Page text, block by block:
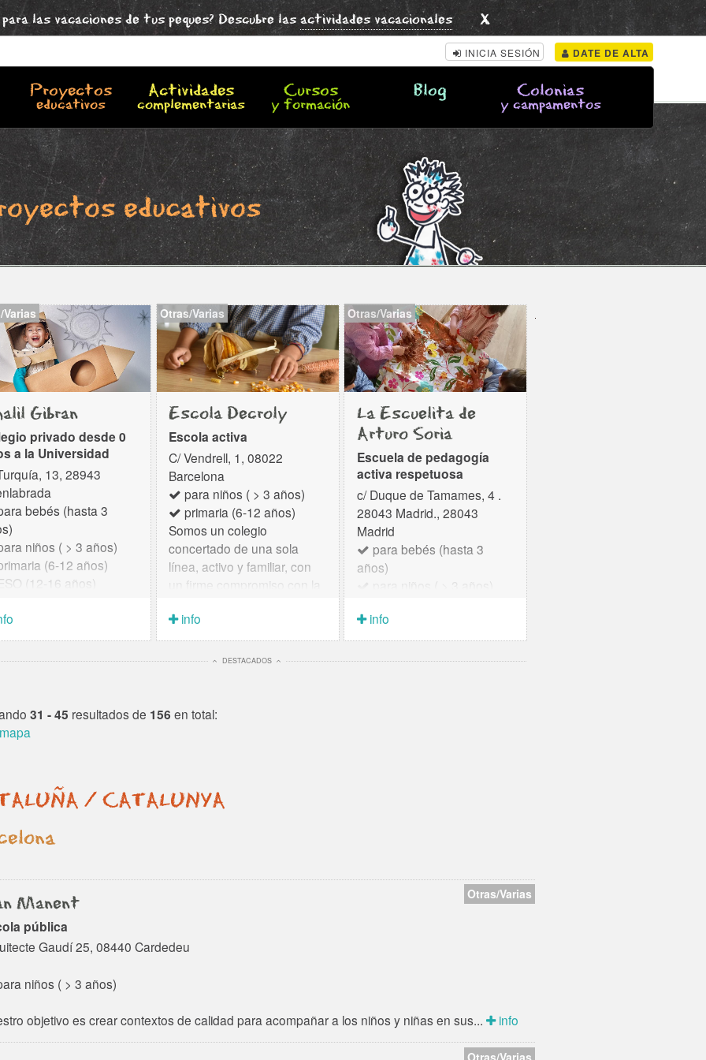
las vacaciones de tus peques? Descubre las actividades vacacionales x
INICIA SESIÓN DATE DE ALTA
Proyectos
educativos
Actividades
complementarias
Cursos
y formación
Blog Colonias
y campamentos
educativos
Gibran
privado desde 0
a la Universidad
13, 28943
bebés (hasta 3
niños ( > 3 años)
(6-12 años)
(12-16 años)
una metodología
basada en el
de forma
durante el curso,
la motivación y la
del...
Otras/Varias
Escola Decroly
Escola activa
C/ Vendrell, 1, 08022
Barcelona
para niños ( > 3 años)
primaria (6-12 años)
Somos un colegio
concertado de una sola
línea, activo y familiar, con
un firme compromiso con la
Con más de 65 años de
experiencia en Barcelona,
ofrecemos una educación
info
Otras/Varias
La Escuelita de
Arturo Soria
Escuela de pedagogía
activa respetuosa
c/ Duque de Tamames, 4 .
28043 Madrid., 28043
Madrid
para bebés (hasta 3
años)
jornadas educativas, una de
9 de la mañana hasta las 13
horas y otra de 9 de la
info
DESTACADOS
31 - 45 resultados de 156 en total:
/ CATALUNYA
Manent Otras/Varias
pública
Gaudí 25, 08440 Cardedeu
niños ( > 3 años)
objetivo es crear contextos de calidad para acompañar a los niños y niñas en sus... info
Otras/Varias